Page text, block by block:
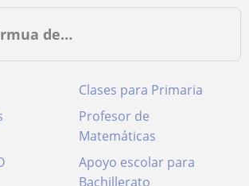
de…
Clases para Primaria
Profesor de
Matemáticas
Apoyo escolar para
Bachillerato